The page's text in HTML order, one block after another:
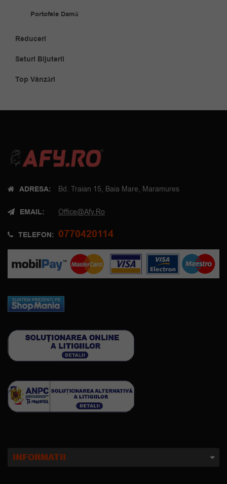
Portofele Damă
Reduceri
Seturi Bijuterii
Top Vânzări
ADRESA: Bd. Traian 15, Baia Mare, Maramures
EMAIL: Office@afy.ro
TELEFON: 0770420114
INFORMATII